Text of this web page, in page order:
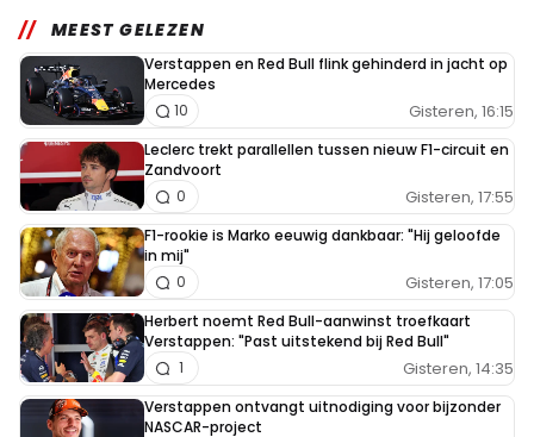
MEEST GELEZEN
Verstappen en Red Bull flink gehinderd in jacht op
Mercedes
Gisteren, 16:15
10
Leclerc trekt parallellen tussen nieuw F1-circuit en
Zandvoort
Gisteren, 17:55
0
F1-rookie is Marko eeuwig dankbaar: "Hij geloofde
in mij"
Gisteren, 17:05
0
Herbert noemt Red Bull-aanwinst troefkaart
Verstappen: "Past uitstekend bij Red Bull"
Gisteren, 14:35
1
Verstappen ontvangt uitnodiging voor bijzonder
NASCAR-project